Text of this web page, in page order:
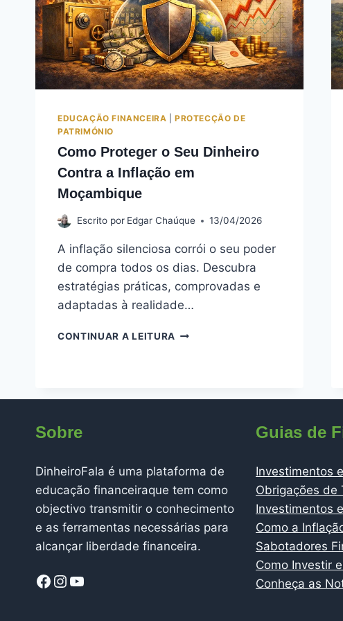
EDUCAÇÃO FINANCEIRA |PROTECÇÃO DE
PATRIMÓNIO
Como Proteger o Seu Dinheiro
Contra a Inflação em
Moçambique
Escrito por Edgar Chaúque 13/04/2026
A inflação silenciosa corrói o seu poder
de compra todos os dias. Descubra
estratégias práticas, comprovadas e
adaptadas à realidade…
CONTINUAR A LEITURA COMO
Sobre
DinheiroFala é uma plataforma de
educação financeiraque tem como
objectivo transmitir o conhecimento
e as ferramentas necessárias para
alcançar liberdade financeira.
Facebook
Instagram
YouTube
Guias de
Investimentos
Obrigações de
Investimentos
Como a
Sabotadores
Como Investir
Conheça as